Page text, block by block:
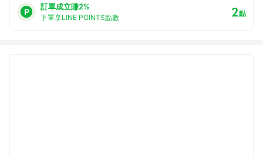
訂單成立賺2%
下單享LINE POINTS點數 2點